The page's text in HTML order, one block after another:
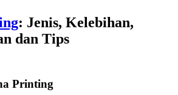
: Jenis, Kelebihan,
dan Tips
Printing